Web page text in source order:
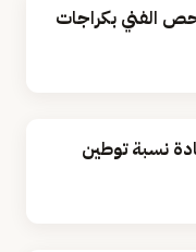
الفني بكراجات
نسبة توطين